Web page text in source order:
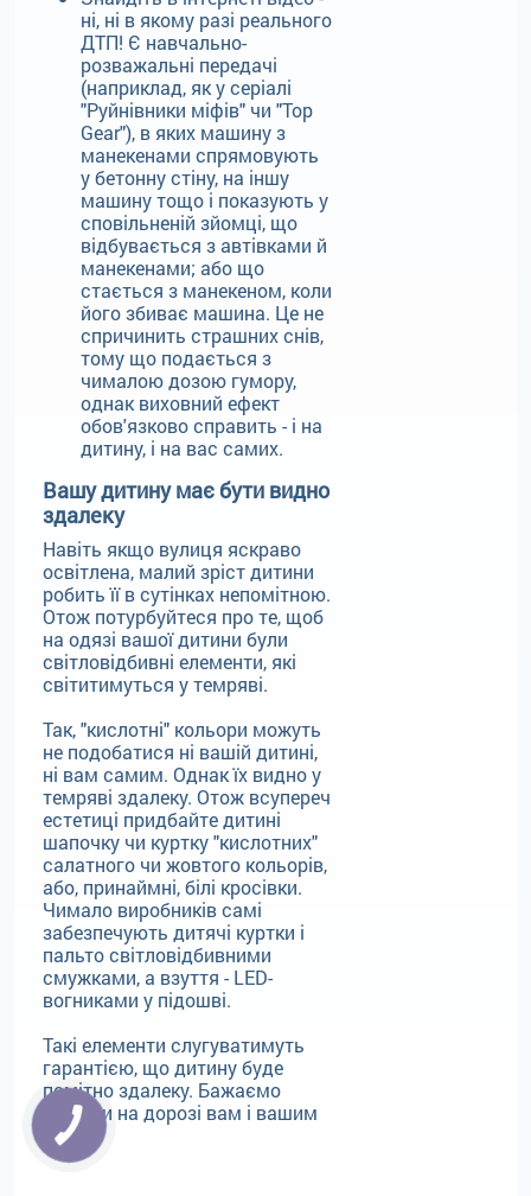
ні, ні в якому разі реального
ДТП! Є навчально-
розважальні передачі
(наприклад, як у серіалі
"Руйнівники міфів" чи "Top
Gear"), в яких машину з
манекенами спрямовують
у бетонну стіну, на іншу
машину тощо і показують у
сповільненій зйомці, що
відбувається з автівками й
манекенами; або що
стається з манекеном, коли
його збиває машина. Це не
спричинить страшних снів,
тому що подається з
чималою дозою гумору,
однак виховний ефект
обов'язково справить - і на
дитину, і на вас самих.
Вашу дитину має бути видно
здалеку
Навіть якщо вулиця яскраво
освітлена, малий зріст дитини
робить її в сутінках непомітною.
Отож потурбуйтеся про те, щоб
на одязі вашої дитини були
світловідбивні елементи, які
світитимуться у темряві.
Так, "кислотні" кольори можуть
не подобатися ні вашій дитині,
ні вам самим. Однак їх видно у
темряві здалеку. Отож всупереч
естетиці придбайте дитині
шапочку чи куртку "кислотних"
салатного чи жовтого кольорів,
або, принаймні, білі кросівки.
Чимало виробників самі
забезпечують дитячі куртки і
пальто світловідбивними
смужками, а взуття - LED-
вогниками у підошві.
Такі елементи слугуватимуть
гарантією, що дитину буде
помітно здалеку. Бажаємо
безпеки на дорозі вам і вашим
дітям!